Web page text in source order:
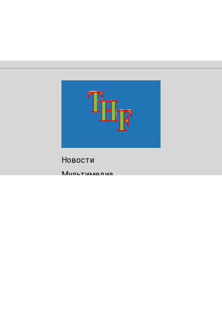
Новости
Мультимедиа